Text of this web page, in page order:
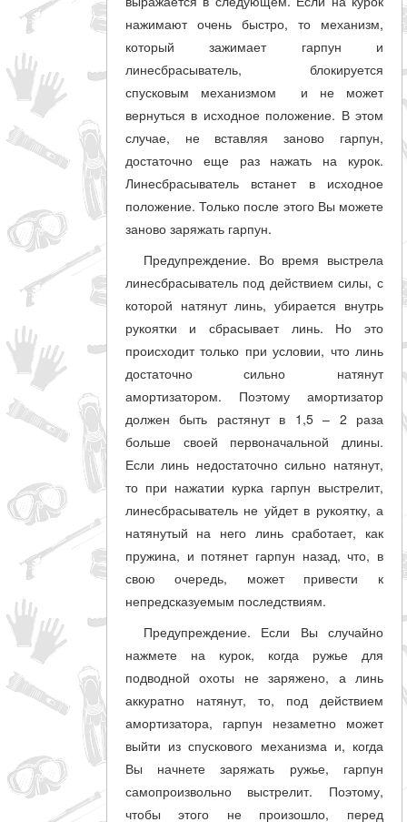
нажимают очень быстро, то механизм,
который зажимает гарпун и
линесбрасыватель, блокируется
спусковым механизмом и не может
вернуться в исходное положение. В этом
случае, не вставляя заново гарпун,
достаточно еще раз нажать на курок.
Линесбрасыватель встанет в исходное
положение. Только после этого Вы можете
заново заряжать гарпун.
Предупреждение. Во время выстрела
линесбрасыватель под действием силы, с
которой натянут линь, убирается внутрь
рукоятки и сбрасывает линь. Но это
происходит только при условии, что линь
достаточно сильно натянут
амортизатором. Поэтому амортизатор
должен быть растянут в 1,5 – 2 раза
больше своей первоначальной длины.
Если линь недостаточно сильно натянут,
то при нажатии курка гарпун выстрелит,
линесбрасыватель не уйдет в рукоятку, а
натянутый на него линь сработает, как
пружина, и потянет гарпун назад, что, в
свою очередь, может привести к
непредсказуемым последствиям.
Предупреждение. Если Вы случайно
нажмете на курок, когда ружье для
подводной охоты не заряжено, а линь
аккуратно натянут, то, под действием
амортизатора, гарпун незаметно может
выйти из спускового механизма и, когда
Вы начнете заряжать ружье, гарпун
самопроизвольно выстрелит. Поэтому,
чтобы этого не произошло, перед